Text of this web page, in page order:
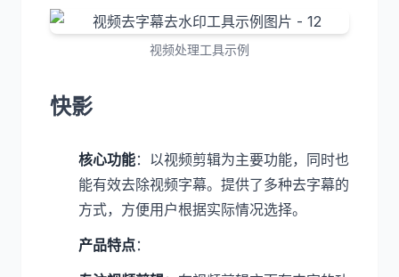
视频处理工具示例
快影
核心功能：以视频剪辑为主要功能，同时也
能有效去除视频字幕。提供了多种去字幕的
方式，方便用户根据实际情况选择。
产品特点：